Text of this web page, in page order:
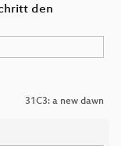
den
31C3: a new dawn